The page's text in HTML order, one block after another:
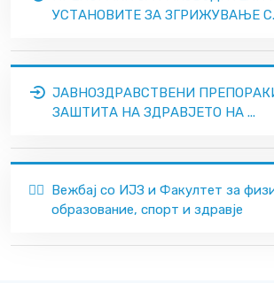
УСТАНОВИТЕ ЗА ЗГРИЖУВАЊЕ
ЈАВНОЗДРАВСТВЕНИ
ЗАШТИТА НА ЗДРАВЈЕТО НА ...
🏃‍♂️ Вежбај со ИЈЗ и Факултет за
образование, спорт и здравје